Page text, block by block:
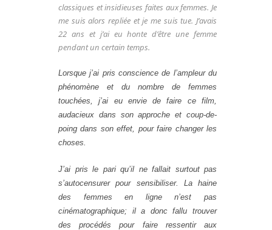
classiques et insidieuses faites aux femmes. Je
me suis alors repliée et je me suis tue. J’avais
22 ans et j’ai eu honte d’être une femme
pendant un certain temps.
Lorsque j’ai pris conscience de l’ampleur du
phénomène et du nombre de femmes
touchées, j’ai eu envie de faire ce film,
audacieux dans son approche et coup-de-
poing dans son effet, pour faire changer les
choses.
J’ai pris le pari qu’il ne fallait surtout pas
s’autocensurer pour sensibiliser. La haine
des femmes en ligne n’est pas
cinématographique; il a donc fallu trouver
des procédés pour faire ressentir aux